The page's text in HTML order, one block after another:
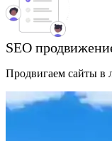
SEO
Продвигаем сайты